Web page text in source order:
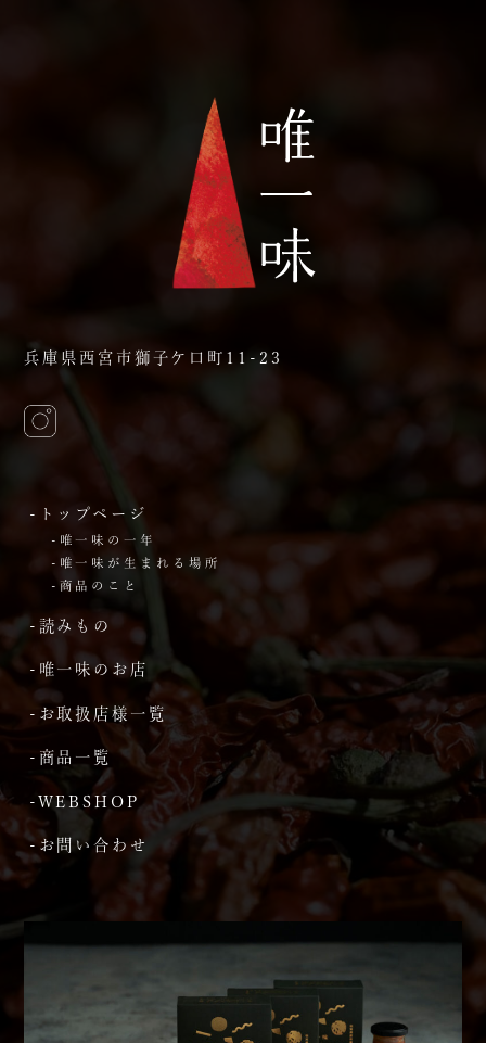
兵庫県西宮市獅子ケ口町11-23
-トップページ
-唯一味の一年
-唯一味が生まれる場所
-商品のこと
-読みもの
-唯一味のお店
-お取扱店様一覧
-商品一覧
-WEBSHOP
-お問い合わせ